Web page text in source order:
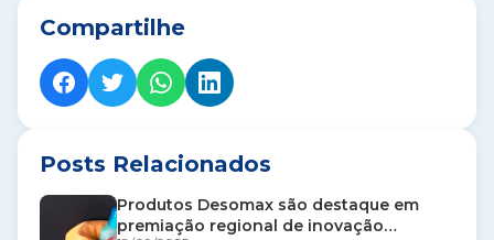
Compartilhe
Posts Relacionados
Produtos Desomax são destaque em
premiação regional de inovação